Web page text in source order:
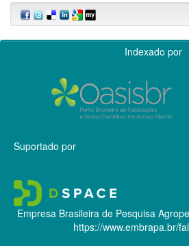
Indexado por
Suportado por
Empresa Brasileira de Pesquisa
https://www.embrapa.br/